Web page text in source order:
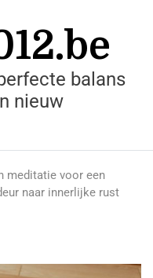
balans
nieuw
meditatie voor een
naar innerlijke rust